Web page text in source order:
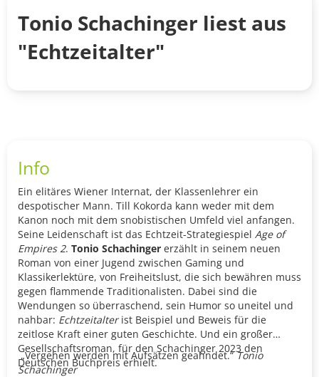
Tonio Schachinger liest aus
"Echtzeitalter"
Info
Ein elitäres Wiener Internat, der Klassenlehrer ein
despotischer Mann. Till Kokorda kann weder mit dem
Kanon noch mit dem snobistischen Umfeld viel anfangen.
Seine Leidenschaft ist das Echtzeit-Strategiespiel Age of
Empires 2. Tonio Schachinger erzählt in seinem neuen
Roman von einer Jugend zwischen Gaming und
Klassikerlektüre, von Freiheitslust, die sich bewähren muss
gegen flammende Traditionalisten. Dabei sind die
Wendungen so überraschend, sein Humor so uneitel und
nahbar: Echtzeitalterist Beispiel und Beweis für die
zeitlose Kraft einer guten Geschichte. Und ein großer
Gesellschaftsroman, für den Schachinger 2023 den
Deutschen Buchpreis erhielt.
„Vergehen werden mit Aufsätzen geahndet.“Tonio
Schachinger